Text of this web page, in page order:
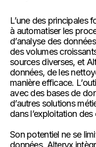
L’une des principales
à automatiser les
d’analyse des
des volumes
sources diverses, et
données, de les
manière efficace.
avec des bases de
d’autres solutions
dans l’exploitation des
Son potentiel ne se
données. Alteryx